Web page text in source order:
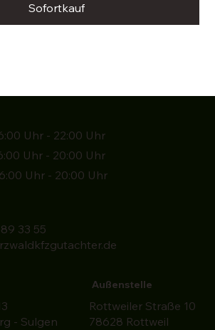
Sofortkauf
- Sulgen
Außenstelle
Rottweiler Straße 10
78628 Rottweil
33 55
Uhr - 22:00 Uhr
- 20:00 Uhr
- 20:00 Uhr